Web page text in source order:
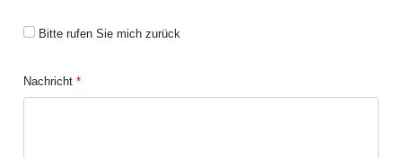
Bitte rufen Sie mich zurück
Nachricht